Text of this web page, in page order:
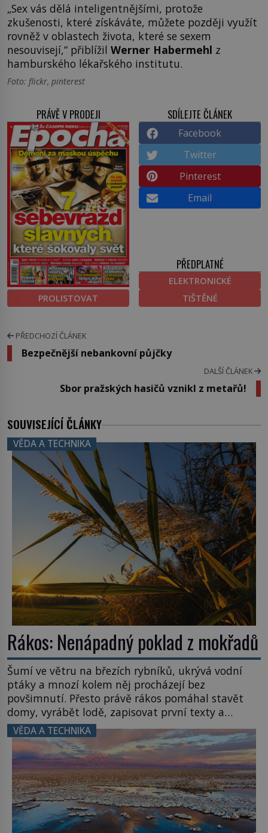
„Sex vás dělá inteligentnějšími, protože
zkušenosti, které získáváte, můžete později využít
rovněž v oblastech života, které se sexem
nesouvisejí,“ přiblížil Werner Habermehl z
hamburského lékařského institutu.
Foto: flickr, pinterest
PRÁVĚ V PRODEJI
PROLISTOVAT
SDÍLEJTE ČLÁNEK
Facebook
Twitter
Pinterest
Email
PŘEDPLATNÉ
ELEKTRONICKÉ
TIŠTĚNÉ
PŘEDCHOZÍ ČLÁNEK
Bezpečnější nebankovní půjčky
DALŠÍ ČLÁNEK
Sbor pražských hasičů vznikl z metařů!
SOUVISEJÍCÍ ČLÁNKY
VĚDA A TECHNIKA
Rákos: Nenápadný poklad z mokřadů
Šumí ve větru na březích rybníků, ukrývá vodní
ptáky a mnozí kolem něj procházejí bez
povšimnutí. Přesto právě rákos pomáhal stavět
domy, vyrábět lodě, zapisovat první texty a
inspiroval řadu pověstí. Tato skromná, ale
užitečná rostlina provází člověka už tisíce let.
Většina lidí vnímá rákos jen jako obyčejnou kulisu
letního koupání. Stačí se však podívat […]
VĚDA A TECHNIKA